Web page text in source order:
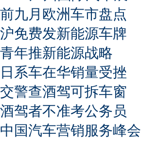
前九月欧洲车市盘点
沪免费发新能源车牌
青年推新能源战略
日系车在华销量受挫
交警查酒驾可拆车窗
酒驾者不准考公务员
中国汽车营销服务峰会